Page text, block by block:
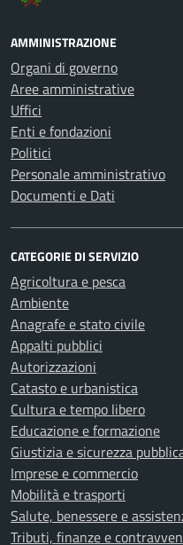
AMMINISTRAZIONE
Organi di governo
Aree amministrative
Uffici
Enti e fondazioni
Politici
Personale amministrativo
Documenti e Dati
CATEGORIE DI SERVIZIO
Agricoltura e pesca
Ambiente
Anagrafe e stato civile
Appalti pubblici
Autorizzazioni
Catasto e urbanistica
Cultura e tempo libero
Educazione e formazione
Giustizia e sicurezza
Imprese e commercio
Mobilità e trasporti
Salute, benessere e
Tributi, finanze e